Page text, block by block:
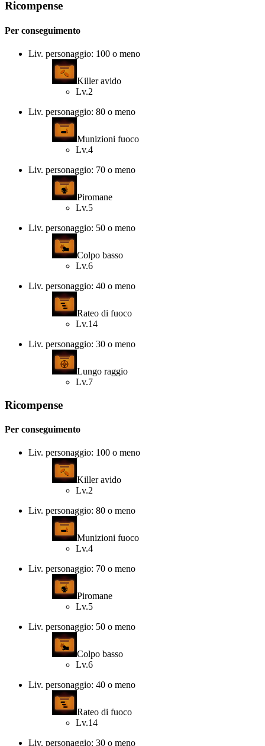
Ricompense
Per conseguimento
Liv. personaggio: 100 o meno
Killer avido
Lv.2
Liv. personaggio: 80 o meno
Munizioni fuoco
Lv.4
Liv. personaggio: 70 o meno
Piromane
Lv.5
Liv. personaggio: 50 o meno
Colpo basso
Lv.6
Liv. personaggio: 40 o meno
Rateo di fuoco
Lv.14
Liv. personaggio: 30 o meno
Lungo raggio
Lv.7
Ricompense
Per conseguimento
Liv. personaggio: 100 o meno
Killer avido
Lv.2
Liv. personaggio: 80 o meno
Munizioni fuoco
Lv.4
Liv. personaggio: 70 o meno
Piromane
Lv.5
Liv. personaggio: 50 o meno
Colpo basso
Lv.6
Liv. personaggio: 40 o meno
Rateo di fuoco
Lv.14
Liv. personaggio: 30 o meno